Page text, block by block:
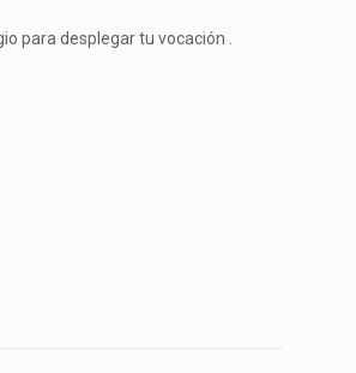
para desplegar tu vocación .